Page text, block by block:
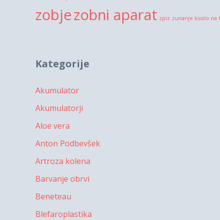
zobjezobni aparat zpiz zunanje kosilo na
Kategorije
Akumulator
Akumulatorji
Aloe vera
Anton Podbevšek
Artroza kolena
Barvanje obrvi
Beneteau
Blefaroplastika